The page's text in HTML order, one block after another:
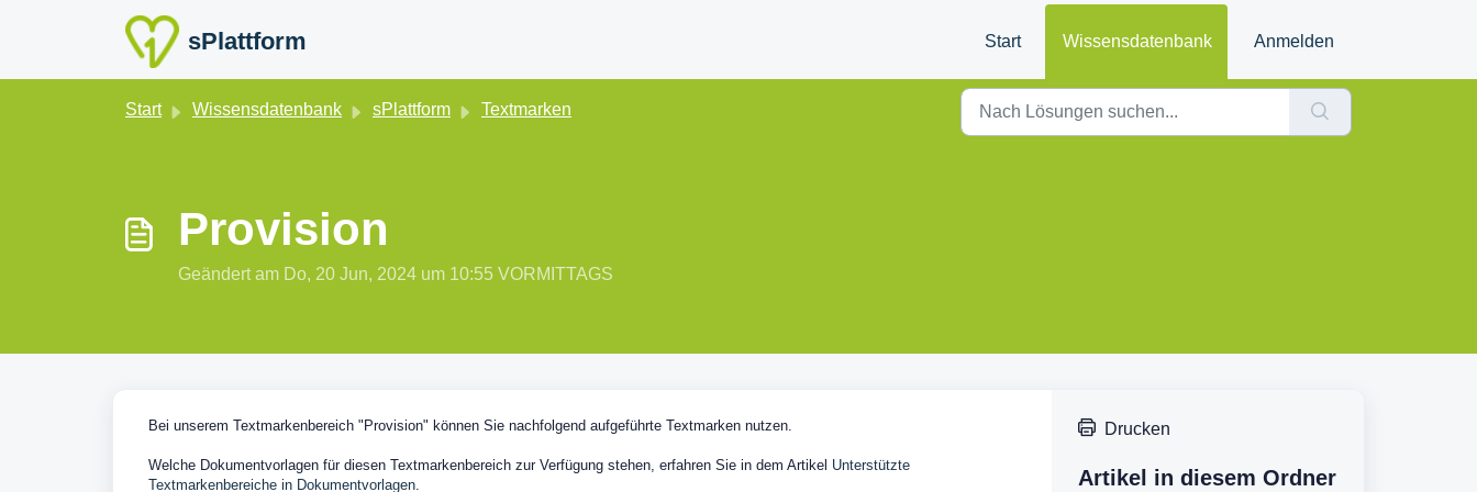
sPlattform Start Wissensdatenbank Anmelden
Start Wissensdatenbank sPlattform Textmarken
Provision
Geändert am Do, 20 Jun, 2024 um 10:55 VORMITTAGS
Bei unserem Textmarkenbereich "Provision" können Sie nachfolgend aufgeführte Textmarken nutzen.
Welche Dokumentvorlagen für diesen Textmarkenbereich zur Verfügung stehen, erfahren Sie in dem Artikel Unterstützte
Textmarkenbereiche in Dokumentvorlagen.
Drucken
Artikel in diesem Ordner